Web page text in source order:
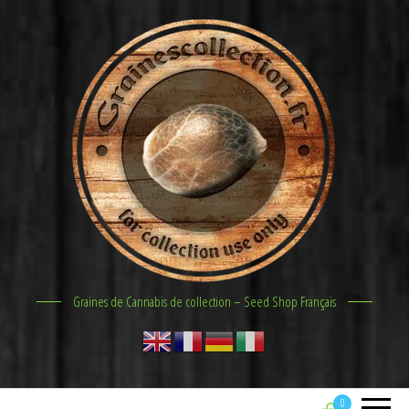
Graines de Cannabis de collection – Seed Shop Français
0